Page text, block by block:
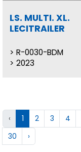
LS. MULTI. XL.
LECITRAILER
R-0030-BDM
2023
‹ 1 2 3 4
30
›